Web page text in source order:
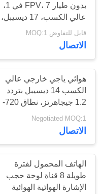
مضخم
مكبر
12
بدون طيار FPV، 7 في 1،
عالي الكسب، 17 ديسيبل،
ثنائي الاتجاه، PCB
قابل للتفاوض MOQ:1
الاتصال
هوائي ياجي خارجي عالي
الكسب 14 ديسيبل بتردد
1.2 جيجاهرتز، نطاق 720-
1020 ميجاهرتز، لحجب
الطائرات بدون طيار من
الشركة المصنعة للمعدات
Negotiated MOQ:1
الاتصال
الهاتف المحمول لفترة
طويلة 8 قناة لوحة حجب
الإشارة الهوائية الهوائية